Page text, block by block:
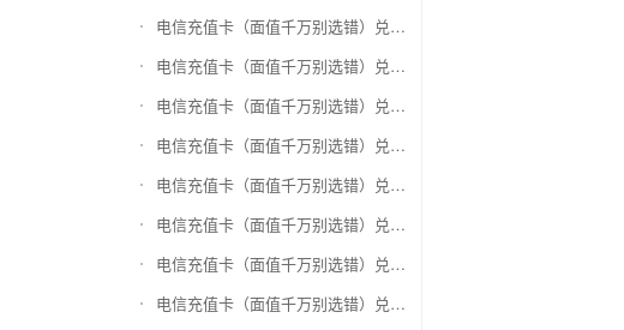
电信充值卡（面值千万别选错）兑换生活杉德卡
电信充值卡（面值千万别选错）兑换世通卡
电信充值卡（面值千万别选错）兑换商盟卡
电信充值卡（面值千万别选错）兑换赢点生活卡
电信充值卡（面值千万别选错）兑换智惠卡
电信充值卡（面值千万别选错）兑换途牛商旅卡
电信充值卡（面值千万别选错）兑换天天一卡通
电信充值卡（面值千万别选错）兑换(易初)卜蜂莲花礼品卡